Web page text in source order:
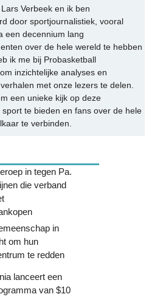
Verbeek en ik ben
door sportjournalistiek, vooral
een decennium lang
over de hele wereld te hebben
ik me bij Probasketball
inzichtelijke analyses en
met onze lezers te delen.
een unieke kijk op deze
te bieden en fans over de hele
te verbinden.
in tegen Pa.
die verband
in
om hun
te redden
lanceert een
van $10